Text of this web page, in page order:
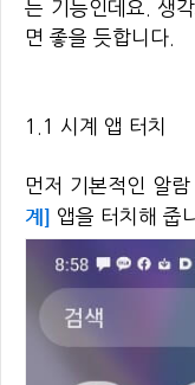
는 기능인데요. 생
면 좋을 듯합니다.
1.1 시계 앱 터치
먼저 기본적인 알
계] 앱을 터치해 줍